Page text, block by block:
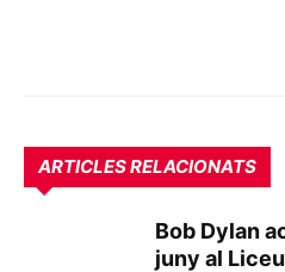
ARTICLES RELACIONATS
Bob Dylan
juny al Liceu